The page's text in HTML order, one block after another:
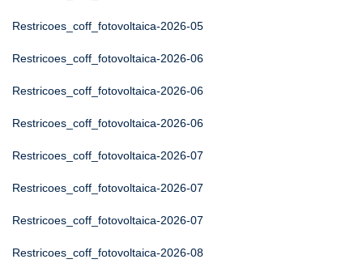
Restricoes_coff_fotovoltaica-2026-05
Restricoes_coff_fotovoltaica-2026-06
Restricoes_coff_fotovoltaica-2026-06
Restricoes_coff_fotovoltaica-2026-06
Restricoes_coff_fotovoltaica-2026-07
Restricoes_coff_fotovoltaica-2026-07
Restricoes_coff_fotovoltaica-2026-07
Restricoes_coff_fotovoltaica-2026-08